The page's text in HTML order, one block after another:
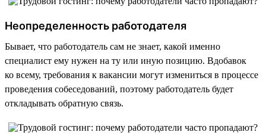
Неопределенность работодателя
Бывает, что работодатель сам не знает, какой именно
специалист ему нужен на ту или иную позицию. Вдобавок
ко всему, требования к вакансии могут измениться в процессе
проведения собеседований, поэтому работодатель будет
откладывать обратную связь.